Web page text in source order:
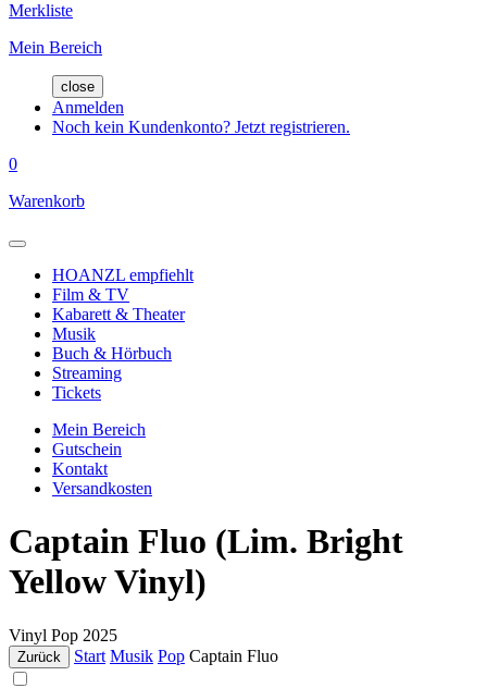
Merkliste
Mein Bereich
close
Anmelden
Noch kein Kundenkonto? Jetzt registrieren.
0
Warenkorb
HOANZL empfiehlt
Film & TV
Kabarett & Theater
Musik
Buch & Hörbuch
Streaming
Tickets
Mein Bereich
Gutschein
Kontakt
Versandkosten
Captain Fluo (Lim. Bright
Yellow Vinyl)
Vinyl Pop 2025
Zurück Start Musik Pop Captain Fluo